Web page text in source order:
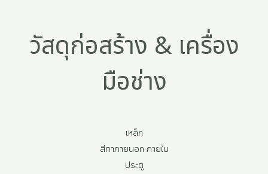
วัสดุก่อสร้าง & เครื่อง
มือช่าง
เหล็ก
สีทาภายนอก ภายใน
ประตู